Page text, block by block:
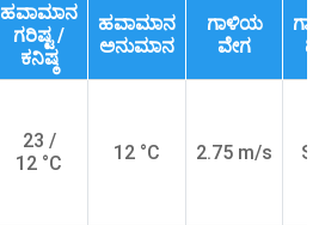
ಹವಾಮಾನ
ಗರಿಷ್ಟ /
ಕನಿಷ್ಠ
ಹವಾಮಾನ
ಅನುಮಾನ
ಗಾಳಿಯ
ವೇಗ
23 /
12 °C
12 °C 2.75 m/s